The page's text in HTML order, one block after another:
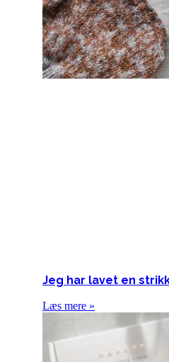
Jeg har lavet en
Læs mere »